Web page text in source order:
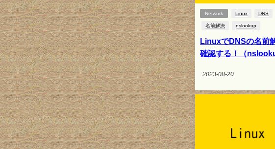
Network Linux DNS
名前解決 nslookup
LinuxでDNSの名前
確認する！（
2023-08-20